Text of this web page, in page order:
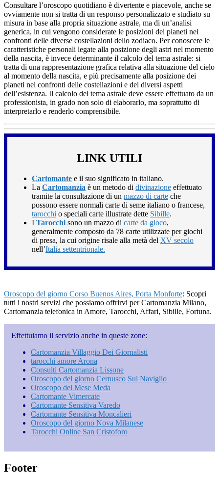
Consultare l’oroscopo quotidiano è divertente e piacevole, anche se
ovviamente non si tratta di un responso personalizzato e studiato su
misura in base alla propria situazione astrale, ma di un’analisi
generica, in cui vengono considerate le posizioni dei pianeti nei
confronti delle diverse costellazioni dello zodiaco. Per conoscere le
caratteristiche personali legate alla posizione degli astri nel momento
della nascita, è invece determinante il calcolo del tema astrale: si
tratta di una rappresentazione grafica relativa alla situazione del cielo
al momento della nascita, e più precisamente alla posizione dei
pianeti nei confronti delle costellazioni e dei diversi aspetti
dell’esistenza. Il calcolo del tema astrale deve essere effettuato da un
professionista, in grado non solo di elaborarlo, ma soprattutto di
interpretarlo e renderlo comprensibile.
LINK UTILI
Cartomante e il suo significato in italiano.
La Cartomanzia è un metodo di divinazione effettuato
tramite la consultazione di un mazzo di carte che
possono essere normali carte di seme italiano o francese,
tarocchi o speciali carte illustrate dette Sibille.
I Tarocchisono un mazzo di carte da gioco,
generalmente composto da 78 carte utilizzate per giochi
di presa, la cui origine risale alla metà del XV secolo
nell’Italia settentrionale.
Oroscopo del giorno ​Corso Buenos Aires,​ Porta Monforte: Scopri
tutti i nostri servizi che possiamo offrirvi per Cartomanzia Milano,
Cartomanzia telefonica in Amore, Tarocchi, Affari, Sibille, Fortuna.
Effettuiamo il servizio anche in queste zone:
Cartomanzia Villaggio Dei Giornalisti
tarocchi amore Arona
Consulti Cartomanzia Lissone
Oroscopo del giorno Cernusco Sul Naviglio
Oroscopo del Mese Meda
Cartomante Vimercate
Cartomante Sensitiva Varedo
Cartomante Sensitiva Moncalieri
Oroscopo del giorno Nova Milanese
Tarocchi Online San Cristoforo
Footer